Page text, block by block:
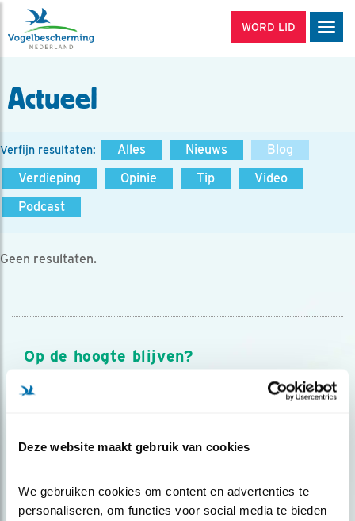
Deze website maakt gebruik van cookies
We gebruiken cookies om content en advertenties te
personaliseren, om functies voor social media te bieden
WORD LID
Actueel
Verfijn resultaten: Alles Nieuws
Blog
Verdieping
Opinie Tip
Video
Podcast
Geen resultaten.
Op de hoogte blijven?
Meld je aan en ontvang nieuws, inspiratie, acties en tips
over vogels en activiteiten van Vogelbescherming.